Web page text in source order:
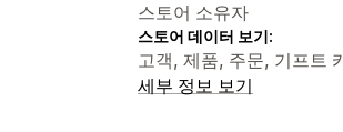
스토어 소유자
스토어 데이터 보기:
고객, 제품, 주문, 기프트
세부 정보 보기